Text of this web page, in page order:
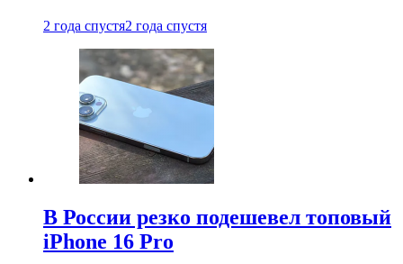
2 года спустя2 года спустя
В России резко подешевел топовый
iPhone 16 Pro